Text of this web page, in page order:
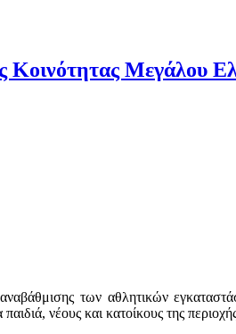
Μεγάλου
των αθλητικών
νέους και κατοίκους της